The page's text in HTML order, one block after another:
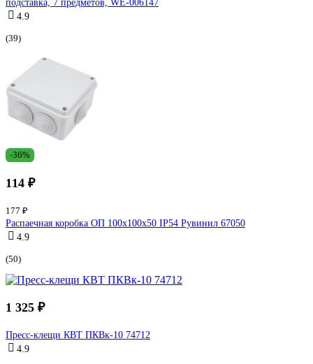
подставка, 7 предметов, WE-006147
4.9
(39)
-36%
114 ₽
177 ₽
Распаечная коробка ОП 100х100х50 IP54 Рувинил 67050
4.9
(50)
1 325 ₽
Пресс-клещи КВТ ПКВк-10 74712
4.9